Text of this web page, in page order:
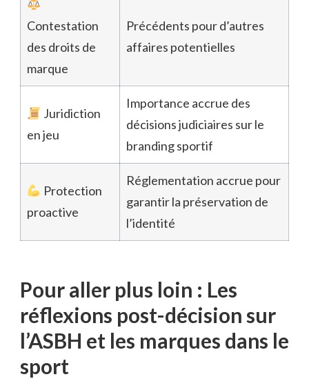
Contestation
des droits de
marque
Précédents pour d’autres
affaires potentielles
Juridiction
en jeu
Importance accrue des
décisions judiciaires sur le
branding sportif
Protection
proactive
Réglementation accrue pour
garantir la préservation de
l’identité
Pour aller plus loin : Les
réflexions post-décision sur
l’ASBH et les marques dans le
sport